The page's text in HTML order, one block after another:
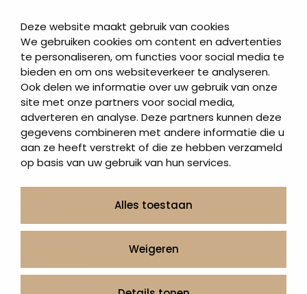
Deze website maakt gebruik van cookies
We gebruiken cookies om content en advertenties
te personaliseren, om functies voor social media te
bieden en om ons websiteverkeer te analyseren.
Ook delen we informatie over uw gebruik van onze
site met onze partners voor social media,
adverteren en analyse. Deze partners kunnen deze
gegevens combineren met andere informatie die u
aan ze heeft verstrekt of die ze hebben verzameld
op basis van uw gebruik van hun services.
Alles toestaan
Weigeren
Letterplaten
Grafzerken kopen
Direct naar
Grafstenen
As artikelen
Urngrafmonumenten
Informatie
Contact
Onze werkwijze
Urnen en as sieraden webshop